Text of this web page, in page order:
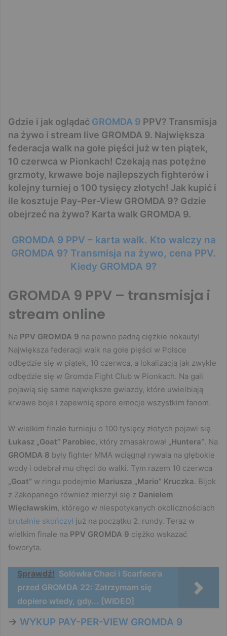
Gdzie i jak oglądać GROMDA 9 PPV? Transmisja
na żywo i stream live GROMDA 9. Największa
federacja walk na gołe pięści już w ten piątek,
10 czerwca w Pionkach! Czekają nas potężne
grzmoty, krwawe boje najlepszych fighterów i
kolejny turniej o 100 tysięcy złotych! Jak kupić i
ile kosztuje Pay-Per-View GROMDA 9? Gdzie
obejrzeć na żywo? Karta walk GROMDA 9.
GROMDA 9 PPV – karta walk. Kto walczy na
GROMDA 9? Transmisja na żywo, cena PPV.
Kiedy GROMDA 9?
GROMDA 9 PPV – transmisja i
stream online
Na PPV GROMDA 9 na pewno padną ciężkie nokauty!
Największa federacji walk na gołe pięści w Polsce
odbędzie się w piątek, 10 czerwca, a lokalizacją jak zwykle
odbędzie się w Gromda Fight Club w Pionkach. Na gali
pojawią się same największe gwiazdy, które uwielbiają
krwawe boje i zapewnią spore emocje wszystkim fanom.
W wielkim finale turnieju o 100 tysięcy złotych pojawi się
Łukasz „Goat” Parobiec, który zmasakrował „Huntera”. Na
GROMDA 8 były fighter MMA wciągnął rywala na głębokie
wody i odebrał mu chęci do walki. Tym razem 10 czerwca
„Goat” w ringu podejmie Mariusza „Mario” Kruczka. Bijok
z Zakopanego również mierzył się z Danielem
Więcławskim, którego w niespotykanych okolicznościach
brutalnie skończył już na początku 2. rundy. Teraz w
wielkim finale na PPV GROMDA 9 ciężko wskazać
foworyta.
Sprawdź! Solówka Chaci i Scarface'a
przed GROMDA 22: Zatrzymam się
dopiero wtedy, gdy... [WIDEO]
-> WYKUP PAY-PER-VIEW GROMDA 9